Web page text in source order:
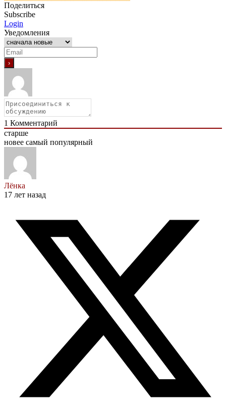
Поделиться
Subscribe
Login
Уведомления
1 Комментарий
старше
новее самый популярный
Лёнка
17 лет назад